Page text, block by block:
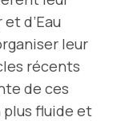
d’Eau
leur
récents
de ces
fluide et